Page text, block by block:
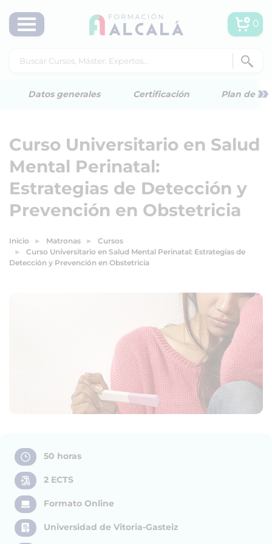
0
Datos generales Certificación Plan de »
Curso Universitario en Salud
Mental Perinatal:
Estrategias de Detección y
Prevención en Obstetricia
Inicio Matronas
Cursos
Curso Universitario en Salud Mental Perinatal: Estrategias de
Detección y Prevención en Obstetricia
50 horas
2 ECTS
Formato Online
Universidad de Vitoria-Gasteiz